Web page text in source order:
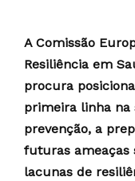
A Comissão
Resiliência em
procura
primeira linha na
prevenção, a
futuras ameaças
lacunas de